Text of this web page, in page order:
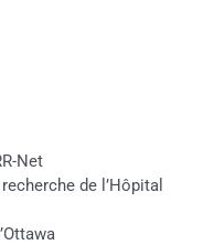
Net
de l’Hôpital